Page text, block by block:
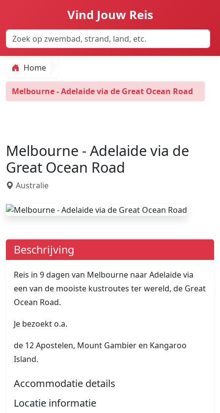
Vind Jouw Reis
Home
Melbourne - Adelaide via de Great Ocean Road
Melbourne - Adelaide via de
Great Ocean Road
Australie
Beschrijving
Reis in 9 dagen van Melbourne naar Adelaide via
een van de mooiste kustroutes ter wereld, de Great
Ocean Road.
Je bezoekt o.a.
de 12 Apostelen, Mount Gambier en Kangaroo
Island.
Accommodatie details
Locatie informatie